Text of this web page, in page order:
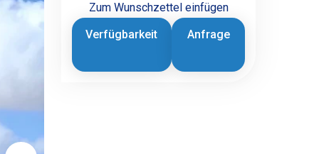
Zum Wunschzettel einfügen
Anfrage